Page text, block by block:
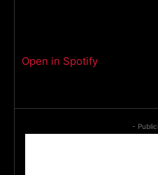
Open in Spotify
-